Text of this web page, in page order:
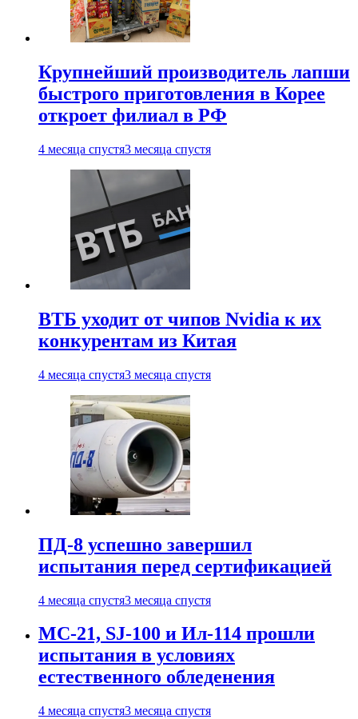
Крупнейший производитель лапши
быстрого приготовления в Корее
откроет филиал в РФ
4 месяца спустя3 месяца спустя
ВТБ уходит от чипов Nvidia к их
конкурентам из Китая
4 месяца спустя3 месяца спустя
ПД-8 успешно завершил
испытания перед сертификацией
4 месяца спустя3 месяца спустя
МС-21, SJ-100 и Ил-114 прошли
испытания в условиях
естественного обледенения
4 месяца спустя3 месяца спустя